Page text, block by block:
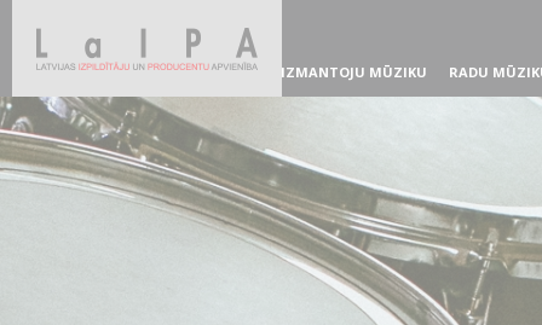
IZMANTOJU MŪZIKU RADU